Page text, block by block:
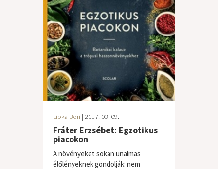
Lipka Bori | 2017. 03. 09.
Fráter Erzsébet: Egzotikus
piacokon
A növényeket sokan unalmas
élőlényeknek gondolják: nem